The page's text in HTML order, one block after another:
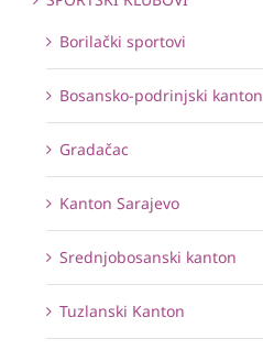
Borilački sportovi
Bosansko-podrinjski kanton
Gradačac
Kanton Sarajevo
Srednjobosanski kanton
Tuzlanski Kanton